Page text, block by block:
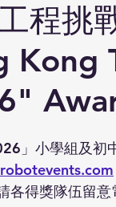
工程
Kong
」小學組及
robotevents.com
各得獎隊伍留